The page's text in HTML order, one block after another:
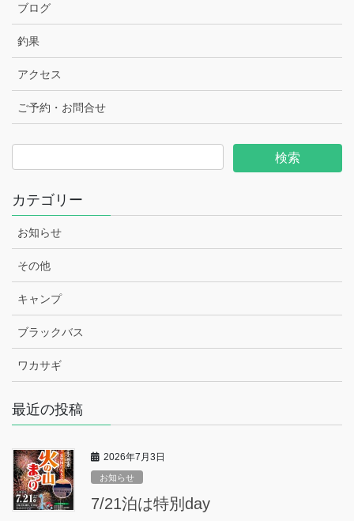
ブログ
釣果
アクセス
ご予約・お問合せ
カテゴリー
お知らせ
その他
キャンプ
ブラックバス
ワカサギ
最近の投稿
2026年7月3日
お知らせ
7/21泊は特別day